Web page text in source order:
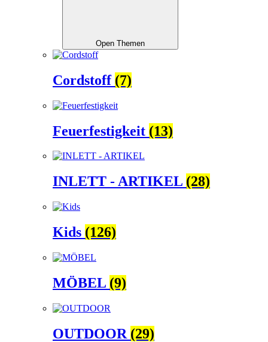
Open Themen
Cordstoff (7)
Feuerfestigkeit (13)
INLETT - ARTIKEL (28)
Kids (126)
MÖBEL (9)
OUTDOOR (29)